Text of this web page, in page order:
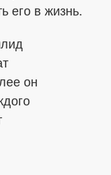
его в жизнь.
он